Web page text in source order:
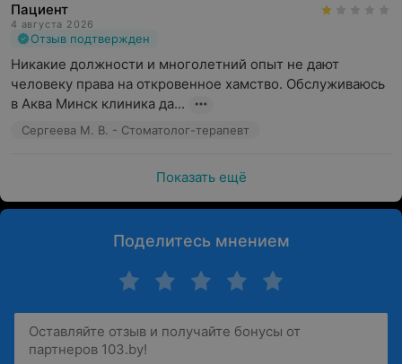
Пациент
4 августа 2026
Отзыв подтвержден
Никакие должности и многолетний опыт не дают
человеку права на откровенное хамство. Обслуживаюсь
в Аква Минск клиника да...
Сергеева М. В. - Стоматолог-терапевт
Показать ещё
Поделитесь мнением